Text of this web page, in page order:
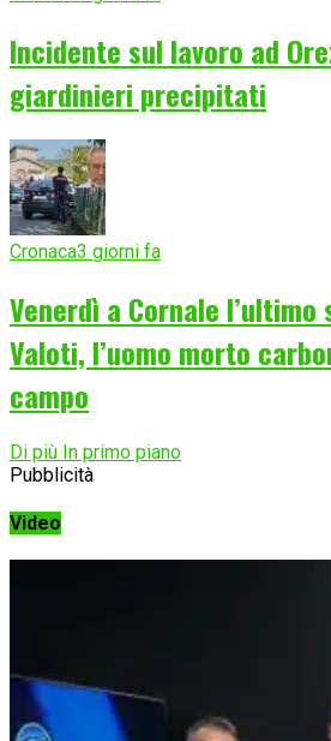
Incidente sul lavoro ad
giardinieri precipitati
Cronaca3 giorni fa
Venerdì a Cornale
Valoti, l’uomo morto
campo
Di più In primo piano
Pubblicità
Video